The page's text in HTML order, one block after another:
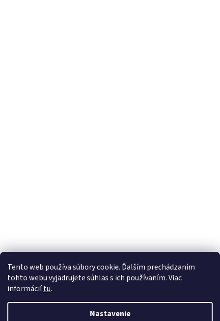
Tento web používa súbory cookie. Ďalším prechádzaním
tohto webu vyjadrujete súhlas s ich používaním. Viac
informáciítu.
Nastavenie
Vytvoril Shoptet